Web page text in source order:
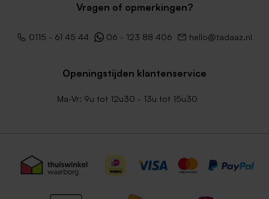
Vragen of opmerkingen?
0115 - 61 45 44 06 - 123 88 406 hello@tadaaz.nl
Openingstijden klantenservice
Ma-Vr: 9u tot 12u30 - 13u tot 15u30